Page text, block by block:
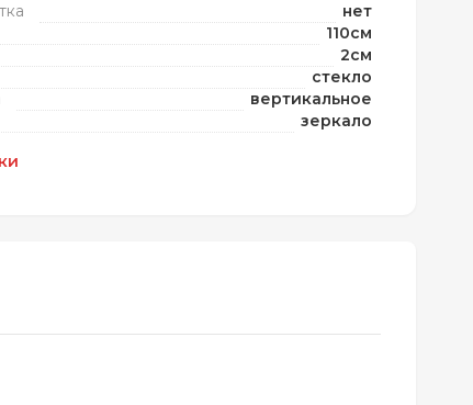
нет
110см
2см
стекло
вертикальное
зеркало